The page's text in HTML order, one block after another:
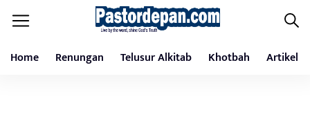
Home Renungan Telusur Alkitab Khotbah Artikel